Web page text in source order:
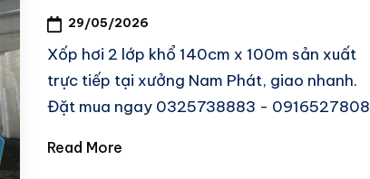
29/05/2026
Xốp hơi 2 lớp khổ 140cm x 100m sản xuất
trực tiếp tại xưởng Nam Phát, giao nhanh.
Đặt mua ngay 0325738883 - 0916527808
Read More